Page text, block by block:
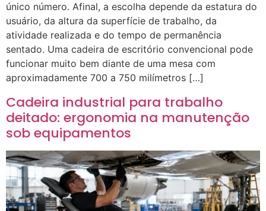
único número. Afinal, a escolha depende da estatura do
usuário, da altura da superfície de trabalho, da
atividade realizada e do tempo de permanência
sentado. Uma cadeira de escritório convencional pode
funcionar muito bem diante de uma mesa com
aproximadamente 700 a 750 milímetros […]
Cadeira industrial para trabalho
deitado: ergonomia na manutenção
sob equipamentos